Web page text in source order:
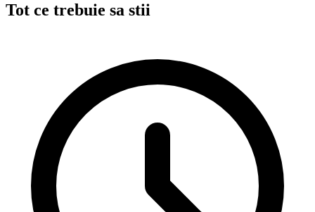
Tot ce trebuie sa stii